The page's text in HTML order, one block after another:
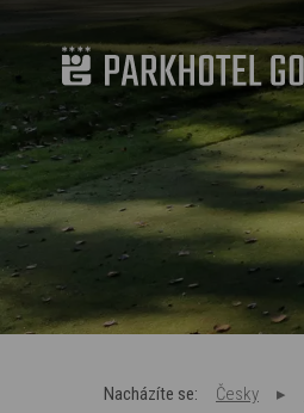
Nacházíte se: Česky